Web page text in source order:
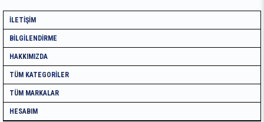
İLETIŞIM
BILGILENDIRME
HAKKIMIZDA
TÜM KATEGORILER
TÜM MARKALAR
HESABIM